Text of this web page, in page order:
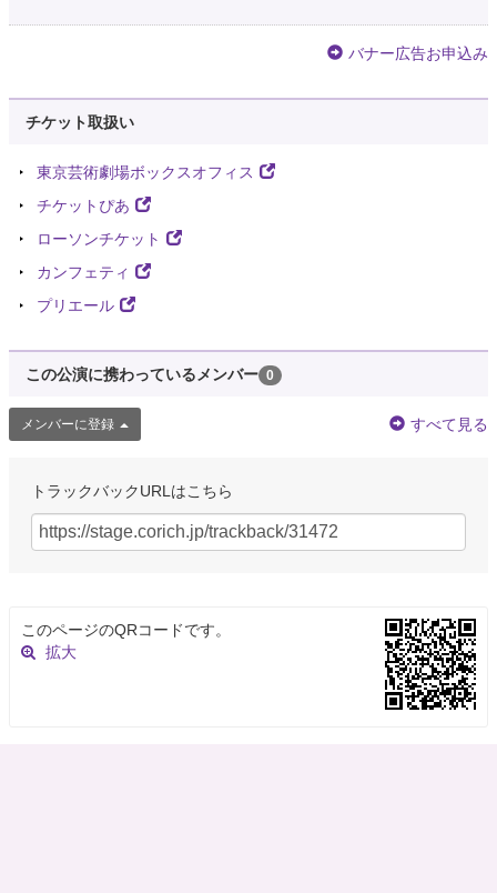
バナー広告お申込み
チケット取扱い
東京芸術劇場ボックスオフィス
チケットぴあ
ローソンチケット
カンフェティ
プリエール
この公演に携わっているメンバー 0
メンバーに登録 すべて見る
トラックバックURLはこちら
このページのQRコードです。
拡大